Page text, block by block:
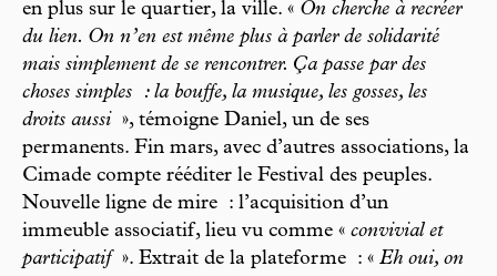
en plus sur le quartier, la ville. « On cherche à recréer
du lien. On n’en est même plus à parler de solidarité
mais simplement de se rencontrer. Ça passe par des
choses simples : la bouffe, la musique, les gosses, les
droits aussi », témoigne Daniel, un de ses
permanents. Fin mars, avec d’autres associations, la
Cimade compte rééditer le Festival des peuples.
Nouvelle ligne de mire : l’acquisition d’un
immeuble associatif, lieu vu comme « convivial et
participatif ». Extrait de la plateforme : « Eh oui, on